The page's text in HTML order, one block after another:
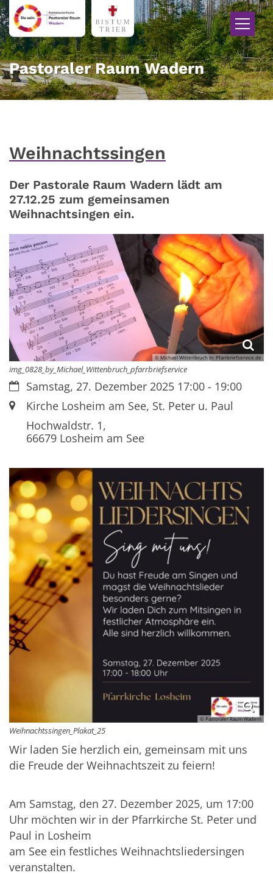
Zum Inhalt springen
Pastoraler Raum Wadern
Weihnachtssingen
Der Pastorale Raum Wadern lädt am
27.12.25 zum gemeinsamen
Weihnachtsingen ein.
© Michael Wittenbruch In: Pfarrbriefservice.de
img_0828_by_Michael_Wittenbruch_pfarrbriefservice
Datum:Samstag, 27. Dezember 2025 17:00 - 19:00
Ort:Kirche Losheim am See, St. Peter u. Paul
Hochwaldstr. 1,
66679 Losheim am See
© Pastoraler Raum Wadern
Weihnachtssingen_Plakat_25
Wir laden Sie herzlich ein, gemeinsam mit uns
die Freude der Weihnachtszeit zu feiern!
Am Samstag, den 27. Dezember 2025, um 17:00
Uhr möchten wir in der Pfarrkirche St. Peter und
Paul in Losheim
am See ein festliches Weihnachtsliedersingen
veranstalten.